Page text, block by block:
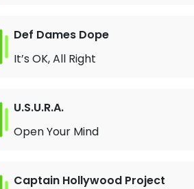
Def Dames Dope
It’s OK, All Right
U.S.U.R.A.
Open Your Mind
Captain Hollywood Project